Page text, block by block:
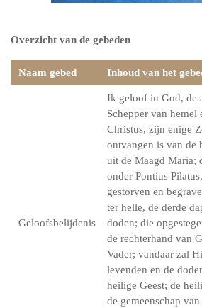
Overzicht van de gebeden
Naam gebed Inhoud van het
Geloofsbelijdenis
Ik geloof in God, de
Schepper van hemel
Christus, zijn enige
ontvangen is van de
uit de Maagd Maria;
onder Pontius
gestorven en
ter helle, de derde
doden; die
de rechterhand van
Vader; vandaar zal
levenden en de
heilige Geest; de
de gemeenschap